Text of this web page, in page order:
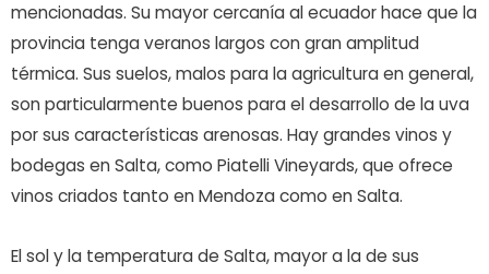
mencionadas. Su mayor cercanía al ecuador hace que la
provincia tenga veranos largos con gran amplitud
térmica. Sus suelos, malos para la agricultura en general,
son particularmente buenos para el desarrollo de la uva
por sus características arenosas. Hay grandes vinos y
bodegas en Salta, como Piatelli Vineyards, que ofrece
vinos criados tanto en Mendoza como en Salta.
El sol y la temperatura de Salta, mayor a la de sus